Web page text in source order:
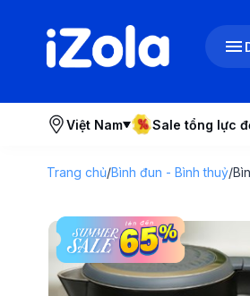
Việt Nam Sale tổng lực
Trang chủ/Bình đun - Bình thuỷ/